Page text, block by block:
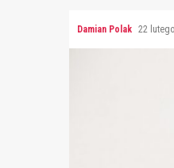
Damian Polak 22